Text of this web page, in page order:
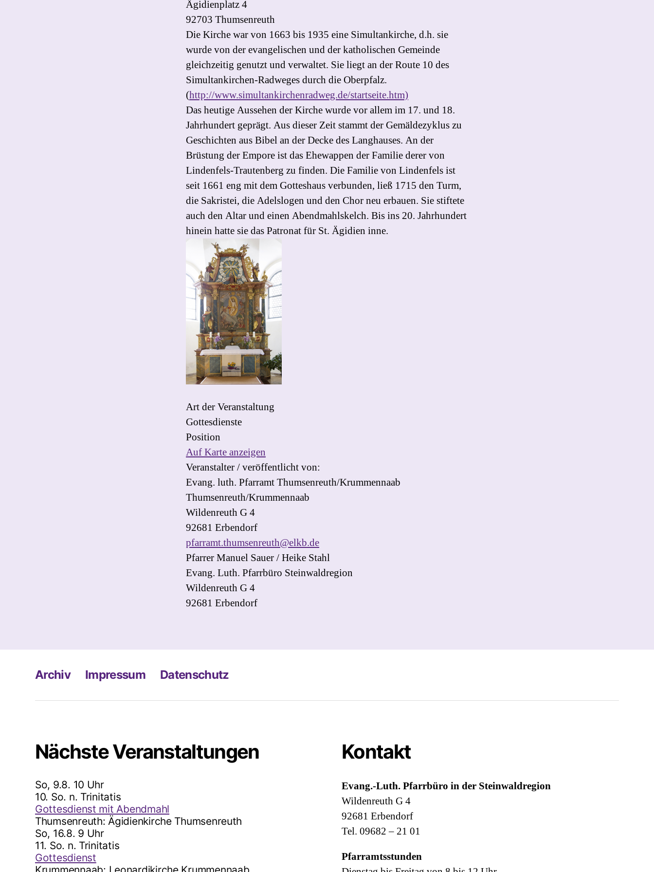
Ägidienplatz 4
92703 Thumsenreuth
Die Kirche war von 1663 bis 1935 eine Simultankirche, d.h. sie
wurde von der evangelischen und der katholischen Gemeinde
gleichzeitig genutzt und verwaltet. Sie liegt an der Route 10 des
Simultankirchen-Radweges durch die Oberpfalz.
(http://www.simultankirchenradweg.de/startseite.htm)
Das heutige Aussehen der Kirche wurde vor allem im 17. und 18.
Jahrhundert geprägt. Aus dieser Zeit stammt der Gemäldezyklus zu
Geschichten aus Bibel an der Decke des Langhauses. An der
Brüstung der Empore ist das Ehewappen der Familie derer von
Lindenfels-Trautenberg zu finden. Die Familie von Lindenfels ist
seit 1661 eng mit dem Gotteshaus verbunden, ließ 1715 den Turm,
die Sakristei, die Adelslogen und den Chor neu erbauen. Sie stiftete
auch den Altar und einen Abendmahlskelch. Bis ins 20. Jahrhundert
hinein hatte sie das Patronat für St. Ägidien inne.
Art der Veranstaltung
Gottesdienste
Position
Auf Karte anzeigen
Veranstalter / veröffentlicht von:
Evang. luth. Pfarramt Thumsenreuth/Krummennaab
Thumsenreuth/Krummennaab
Wildenreuth G 4
92681 Erbendorf
pfarramt.thumsenreuth@elkb.de
Pfarrer Manuel Sauer / Heike Stahl
Evang. Luth. Pfarrbüro Steinwaldregion
Wildenreuth G 4
92681 Erbendorf
Archiv Impressum Datenschutz
Nächste Veranstaltungen
So, 9.8. 10 Uhr
10. So. n. Trinitatis
Gottesdienst mit Abendmahl
Thumsenreuth:Ägidienkirche Thumsenreuth
So, 16.8. 9 Uhr
11. So. n. Trinitatis
Gottesdienst
Kontakt
Evang.-Luth. Pfarrbüro in der Steinwaldregion
Wildenreuth G 4
92681 Erbendorf
Tel. 09682 – 21 01
Pfarramtsstunden